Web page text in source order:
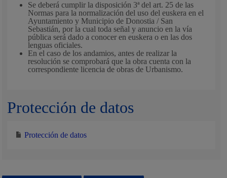
Se deberá cumplir la disposición 3ª del art. 25 de las
Normas para la normalización del uso del euskera en el
Ayuntamiento y Municipio de Donostia / San
Sebastián, por la cual toda señal y anuncio en la vía
pública será dado a conocer en euskera o en las dos
lenguas oficiales.
En el caso de los andamios, antes de realizar la
resolución se comprobará que la obra cuenta con la
correspondiente licencia de obras de Urbanismo.
Protección de datos
Protección de datos